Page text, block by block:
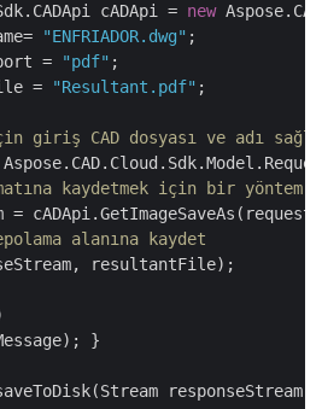
cADApi =
new
"ENFRIADOR.dwg" ;
= "pdf" ;
= "Resultant.pdf" ;
giriş CAD dosyası ve adı
kaydetmek için bir yöntem
=
alanına kaydet
resultantFile);
}
responseStream,